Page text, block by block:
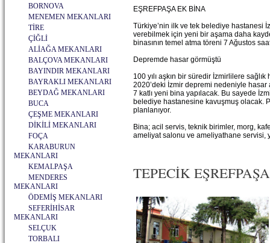
BORNOVA
MENEMEN MEKANLARI
TİRE
ÇİĞLİ
ALİAĞA MEKANLARI
BALÇOVA MEKANLARI
BAYINDIR MEKANLARI
BAYRAKLI MEKANLARI
BEYDAĞ MEKANLARI
BUCA
ÇEŞME MEKANLARI
DİKİLİ MEKANLARI
FOÇA
KARABURUN
MEKANLARI
KEMALPAŞA
MENDERES
MEKANLARI
ÖDEMİŞ MEKANLARI
SEFERİHİSAR
MEKANLARI
SELÇUK
TORBALI
EŞREFPAŞA EK BİNA
Türkiye’nin ilk ve tek belediye hastanesi
verebilmek için yeni bir aşama daha
binasının temel atma töreni 7 Ağustos
Depremde hasar görmüştü
100 yılı aşkın bir süredir İzmirlilere
2020’deki İzmir depremi nedeniyle hasar
7 katlı yeni bina yapılacak. Bu sayede
belediye hastanesine kavuşmuş olacak.
planlanıyor.
Bina; acil servis, teknik birimler, morg,
ameliyat salonu ve ameliyathane servisi,
TEPECİK